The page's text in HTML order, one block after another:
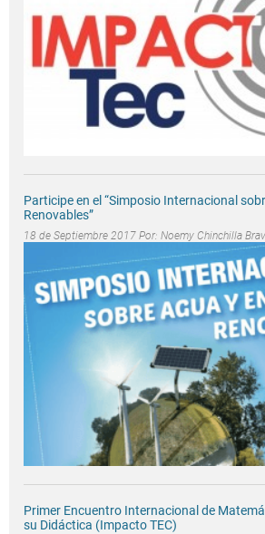
Participe en el “Simposio Internacional
Renovables”
18 de Septiembre 2017 Por: Noemy Chinchilla
Primer Encuentro Internacional de
su Didáctica (Impacto TEC)